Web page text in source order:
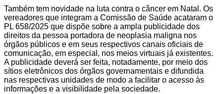
Também tem novidade na luta contra o câncer em Natal. Os
vereadores que integram a Comissão de Saúde acataram o
PL 658/2025 que dispõe sobre a ampla publicidade dos
direitos da pessoa portadora de neoplasia maligna nos
órgãos públicos e em seus respectivos canais oficiais de
comunicação, em especial, nos meios virtuais já existentes.
A publicidade deverá ser feita, notadamente, por meio dos
sítios eletrônicos dos órgãos governamentais e difundida
nas respectivas unidades de modo a facilitar o acesso às
informações e a visibilidade pela sociedade.